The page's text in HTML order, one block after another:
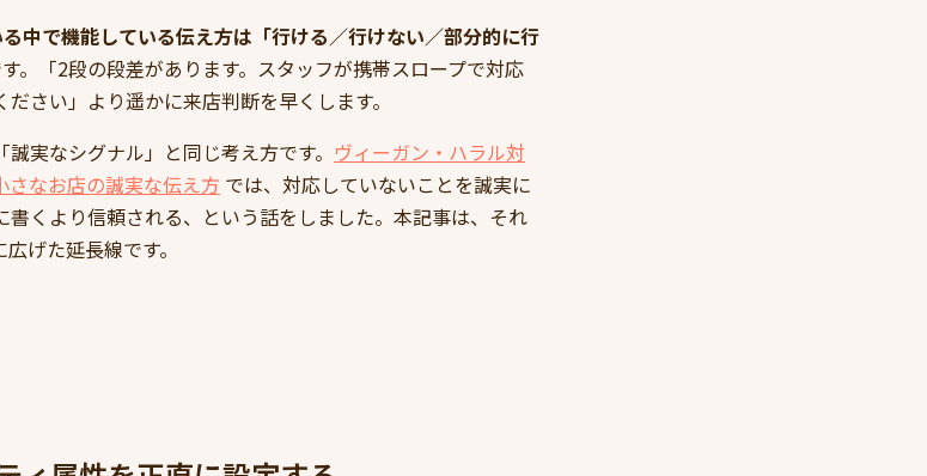
中で機能している伝え方は「行ける／行けない／部分的に行
。「2段の段差があります。スタッフが携帯スロープで対応
さい」より遥かに来店判断を早くします。
実なシグナル」と同じ考え方です。 ヴィーガン・ハラル対
なお店の誠実な伝え方 では、対応していないことを誠実に
くより信頼される、という話をしました。本記事は、それ
げた延長線です。